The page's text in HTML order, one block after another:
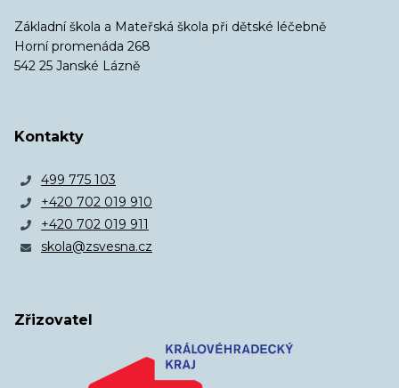
Základní škola a Mateřská škola při dětské léčebně
Horní promenáda 268
542 25 Janské Lázně
Kontakty
499 775 103
+420 702 019 910
+420 702 019 911
skola@zsvesna.cz
Zřizovatel